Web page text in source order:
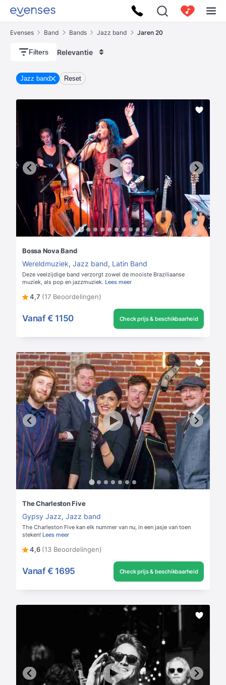
Evenses Band Bands Jazz band Jaren 20
Filters Relevantie
Jazz band Reset
Bossa Nova Band
Wereldmuziek, Jazz band, Latin Band
Deze veelzijdige band verzorgt zowel de mooiste Braziliaanse
muziek, als pop en jazzmuziek. Lees meer
4,7 (17 Beoordelingen)
Vanaf € 1150 Check prijs & beschikbaarheid
The Charleston Five
Gypsy Jazz, Jazz band
The Charleston Five kan elk nummer van nu, in een jasje van toen
steken! Lees meer
4,6 (13 Beoordelingen)
Vanaf € 1695 Check prijs & beschikbaarheid